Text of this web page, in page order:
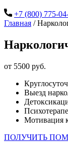
+7 (800) 775-
Главная /
от 5500 руб.
Выезд
Мотивация
ПОЛУЧИТЬ